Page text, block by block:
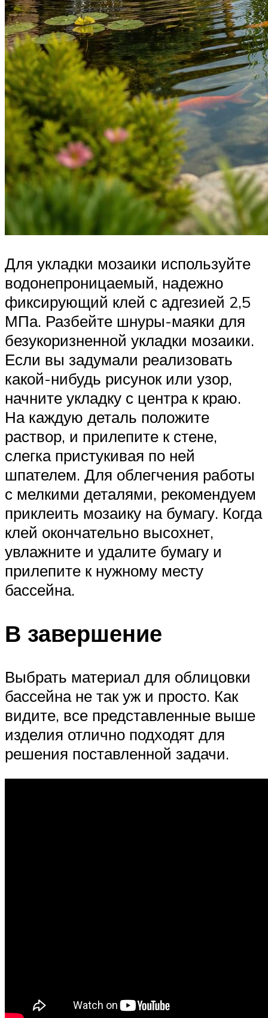
Для укладки мозаики используйте
водонепроницаемый, надежно
фиксирующий клей с адгезией 2,5
МПа. Разбейте шнуры-маяки для
безукоризненной укладки мозаики.
Если вы задумали реализовать
какой-нибудь рисунок или узор,
начните укладку с центра к краю.
На каждую деталь положите
раствор, и прилепите к стене,
слегка пристукивая по ней
шпателем. Для облегчения работы
с мелкими деталями, рекомендуем
приклеить мозаику на бумагу. Когда
клей окончательно высохнет,
увлажните и удалите бумагу и
прилепите к нужному месту
бассейна.
В завершение
Выбрать материал для облицовки
бассейна не так уж и просто. Как
видите, все представленные выше
изделия отлично подходят для
решения поставленной задачи.